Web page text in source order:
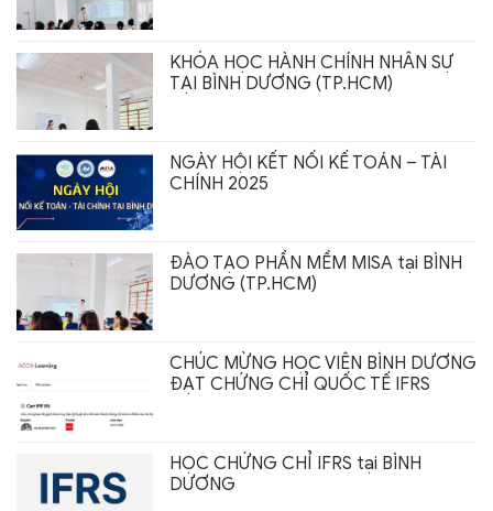
KHÓA HỌC HÀNH CHÍNH NHÂN SỰ
TẠI BÌNH DƯƠNG (TP.HCM)
NGÀY HỘI KẾT NỐI KẾ TOÁN – TÀI
CHÍNH 2025
ĐÀO TẠO PHẦN MỀM MISA tại BÌNH
DƯƠNG (TP.HCM)
CHÚC MỪNG HỌC VIÊN BÌNH DƯƠNG
ĐẠT CHỨNG CHỈ QUỐC TẾ IFRS
HỌC CHỨNG CHỈ IFRS tại BÌNH
DƯƠNG